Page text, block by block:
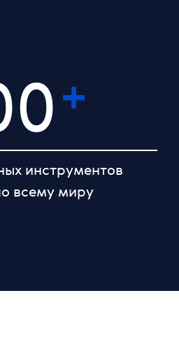
+
инструментов
всему миру